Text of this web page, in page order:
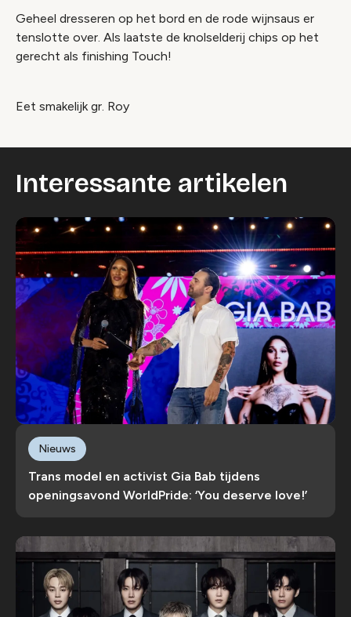
Geheel dresseren op het bord en de rode wijnsaus er
tenslotte over. Als laatste de knolselderij chips op het
gerecht als finishing Touch!
Eet smakelijk gr. Roy
Interessante artikelen
Trans model en activist Gia Bab tijdens
openingsavond WorldPride: ‘You deserve love!’
Nieuws